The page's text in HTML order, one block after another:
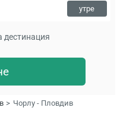
утре
дестинация
Чорлу - Пловдив